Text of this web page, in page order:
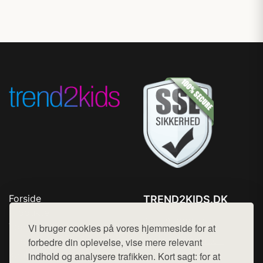
Vi bruger cookies på vores hjemmeside for at
forbedre din oplevelse, vise mere relevant
indhold og analysere trafikken. Kort sagt: for at
Forside
Top Rabatter
Blog
Kontakt
TREND2KIDS.DK
Mail: hej@want.dk